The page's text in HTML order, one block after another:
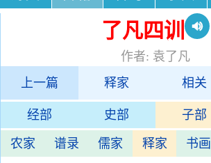
了凡四训
作者: 袁了凡
上一篇
释家 相关
经部 史部 子部
农家 谱录 儒家 释家 书画